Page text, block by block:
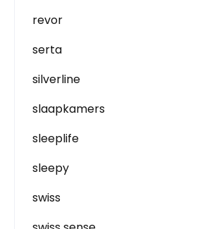
revor
serta
silverline
slaapkamers
sleeplife
sleepy
swiss